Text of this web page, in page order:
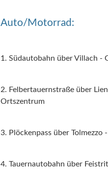
Auto/Motorrad:
1. Südautobahn über Villach -
2. Felbertauernstraße über
Ortszentrum
3. Plöckenpass über
4. Tauernautobahn über